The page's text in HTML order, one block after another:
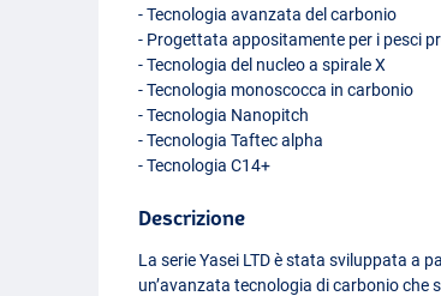
- Tecnologia avanzata del carbonio
- Progettata appositamente per i pesci
- Tecnologia del nucleo a spirale X
- Tecnologia monoscocca in carbonio
- Tecnologia Nanopitch
- Tecnologia Taftec alpha
- Tecnologia C14+
Descrizione
La serie Yasei LTDè stata sviluppata a
un’avanzata tecnologia di carbonio